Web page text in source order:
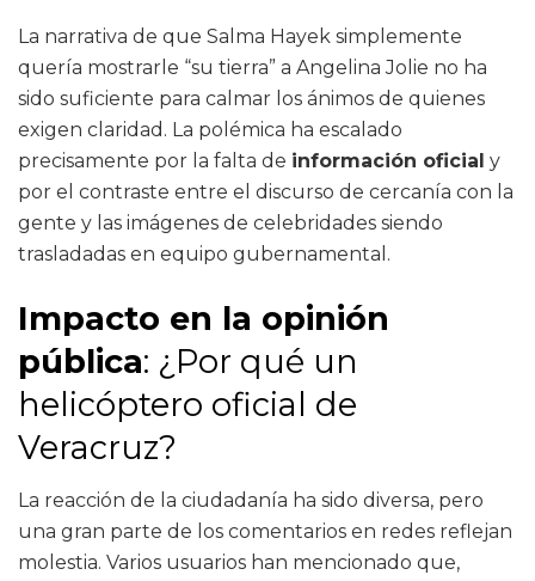
La narrativa de que Salma Hayek simplemente
quería mostrarle “su tierra” a Angelina Jolie no ha
sido suficiente para calmar los ánimos de quienes
exigen claridad. La polémica ha escalado
precisamente por la falta de información oficial y
por el contraste entre el discurso de cercanía con la
gente y las imágenes de celebridades siendo
trasladadas en equipo gubernamental.
Impacto en la opinión
pública: ¿Por qué un
helicóptero oficial de
Veracruz?
La reacción de la ciudadanía ha sido diversa, pero
una gran parte de los comentarios en redes reflejan
molestia. Varios usuarios han mencionado que,